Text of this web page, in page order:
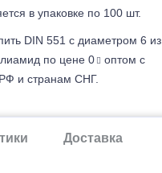
в упаковке по 100 шт.
DIN 551 с диаметром 6 из
по цене 0
оптом с
и странам СНГ.
Доставка